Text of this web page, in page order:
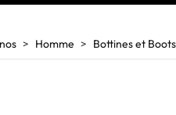
Homme Bottines et Boots